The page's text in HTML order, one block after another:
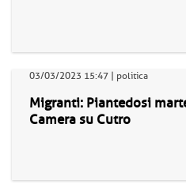
03/03/2023 15:47 | politica
Migranti: Piantedosi
Camera su Cutro